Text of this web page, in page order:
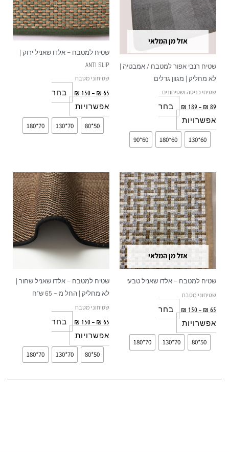
אזל מן המלאי
שטיח רנבי אפור למטבח / אמבטיה |
לא מחליק | מגוון גדלים
שטיחי כניסה ושטיחונים
₪ 89
–
₪ 189
בחר
אפשרויות
סוגים.
ניתן
לבחור
את
האפשרויות
בעמוד
המוצר
60*130
60*180
60*90
שטיח למטבח – אלדו שאניל ירוק |
ANTI SLIP
שטיחוני מטבח
₪ 65
–
₪ 150
בחר
אפשרויות
סוגים.
ניתן
לבחור
המוצר
50*80
70*130
70*180
אזל מן המלאי
שטיח למטבח – אלדו שאניל טבעי
שטיחוני מטבח
₪ 65
–
₪ 150
טווח
מחירים:
עד
בחר
אפשרויות
למוצר
זה
יש
מספר
סוגים.
ניתן
לבחור
המוצר
50*80
70*130
70*180
שטיח למטבח – אלדו שאניל שחור |
לא מחליק | החל מ – 65 ש"ח
שטיחוני מטבח
₪ 65
–
₪ 150
טווח
מחירים:
עד
בחר
אפשרויות
למוצר
זה
יש
מספר
סוגים.
ניתן
לבחור
האפשרויות
50*80
70*130
70*180